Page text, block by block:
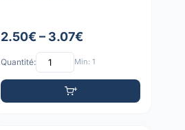
2.50€ – 3.07€
Quantité: Min: 1